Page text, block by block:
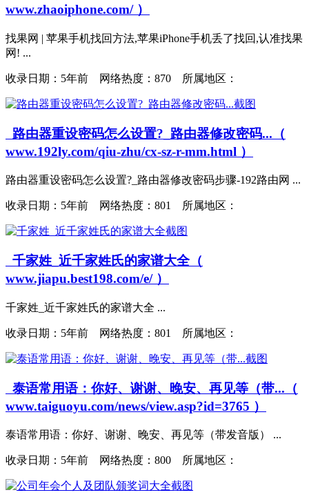
www.zhaoiphone.com/ ）
找果网 | 苹果手机找回方法,苹果iPhone手机丢了找回,认准找果
网! ...
收录日期： 5年前 网络热度：870 所属地区：
路由器重设密码怎么设置?_路由器修改密码...（
www.192ly.com/qiu-zhu/cx-sz-r-mm.html ）
路由器重设密码怎么设置?_路由器修改密码步骤-192路由网 ...
收录日期： 5年前 网络热度：801 所属地区：
千家姓_近千家姓氏的家谱大全（
www.jiapu.best198.com/e/ ）
千家姓_近千家姓氏的家谱大全 ...
收录日期： 5年前 网络热度：801 所属地区：
泰语常用语：你好、谢谢、晚安、再见等（带...（
www.taiguoyu.com/news/view.asp?id=3765 ）
泰语常用语：你好、谢谢、晚安、再见等（带发音版） ...
收录日期： 5年前 网络热度：800 所属地区：